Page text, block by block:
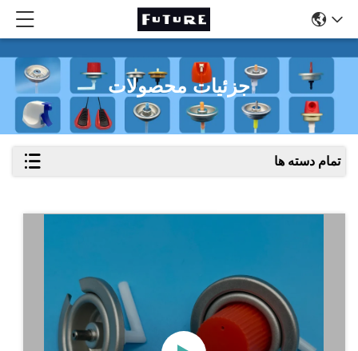
جزئیات محصولات
تمام دسته ها